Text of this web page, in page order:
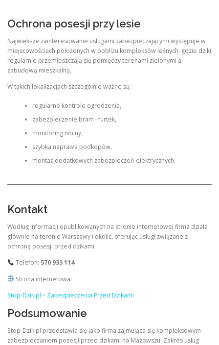
Ochrona posesji przy lesie
Największe zainteresowanie usługami zabezpieczającymi występuje w
miejscowościach położonych w pobliżu kompleksów leśnych, gdzie dziki
regularnie przemieszczają się pomiędzy terenami zielonymi a
zabudową mieszkalną.
W takich lokalizacjach szczególnie ważne są:
regularne kontrole ogrodzenia,
zabezpieczenie bram i furtek,
monitoring nocny,
szybka naprawa podkopów,
montaż dodatkowych zabezpieczeń elektrycznych.
Kontakt
Według informacji opublikowanych na stronie internetowej firma działa
głównie na terenie Warszawy i okolic, oferując usługi związane z
ochroną posesji przed dzikami.
Telefon: 570 933 114
Strona internetowa:
Stop-Dzik.pl – Zabezpieczenia Przed Dzikami
Podsumowanie
Stop-Dzik.pl przedstawia się jako firma zajmująca się kompleksowym
zabezpieczaniem posesji przed dzikami na Mazowszu. Zakres usług